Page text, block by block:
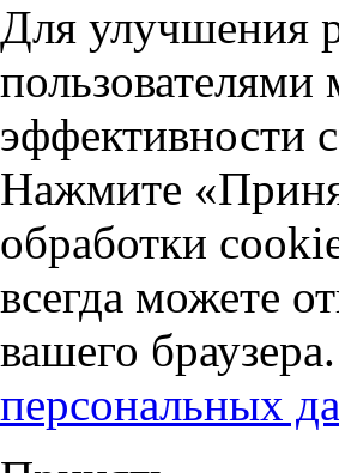
Для улучшения
эффективности
Нажмите
обработки
всегда можете
вашего
персональных